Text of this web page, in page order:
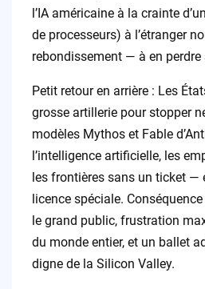
l’IA américaine à la crainte
de processeurs) à l’étranger
rebondissement — à en perdre
Petit retour en arrière : Les
grosse artillerie pour stopper
modèles Mythos et Fable
l’intelligence artificielle, les
les frontières sans un ticket —
licence spéciale.
le grand public, frustration
du monde entier, et un ballet
digne de la Silicon Valley.